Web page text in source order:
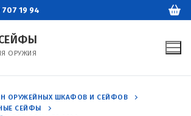
19 94
ОРУЖИЯ
ОРУЖЕЙНЫХ ШКАФОВ И СЕЙФОВ
СЕЙФЫ